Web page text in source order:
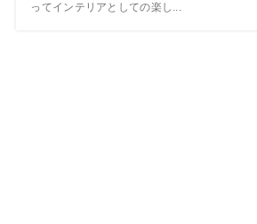
ってインテリアとしての楽し...